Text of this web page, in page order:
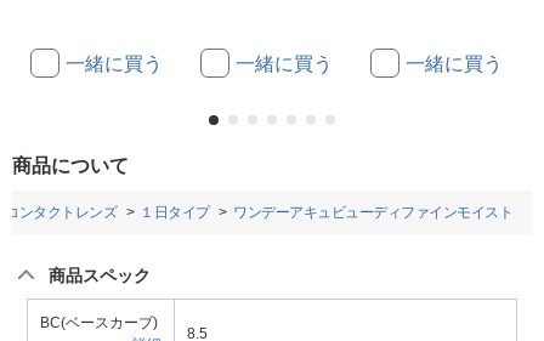
一緒に買う 一緒に買う 一緒に買う
商品について
コンタクトレンズ １日タイプ ワンデーアキュビューディファインモイスト
商品スペック
BC(ベースカーブ)
8.5